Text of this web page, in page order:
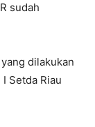
sudah
dilakukan
Setda Riau